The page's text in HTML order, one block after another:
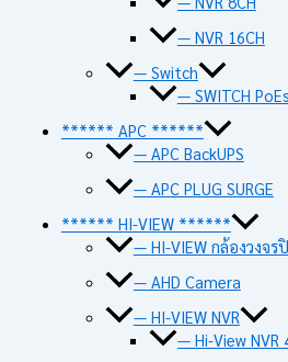
— NVR 16CH
— Switch
— SWITCH
****** APC ******
— APC BackUPS
— APC PLUG SURGE
****** HI-VIEW ******
— HI-VIEW กล้องวงจร
— AHD Camera
— HI-VIEW NVR
— Hi-View NVR